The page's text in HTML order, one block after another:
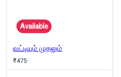
Available
வட்டியும் முதலும்
₹475